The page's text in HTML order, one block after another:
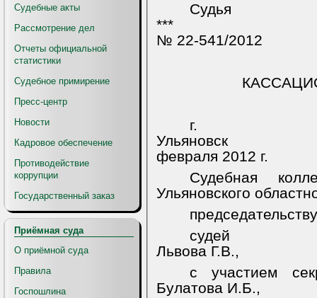
Судебные акты
Рассмотрение дел
Отчеты официальной
статистики
Судебное примирение
Пресс-центр
Новости
Кадровое обеспечение
Противодействие
коррупции
Государственный заказ
Приёмная суда
О приёмной суда
Правила
Госпошлина
Судья
***
№ 22-541/2012
г.
Ульяновск
февраля 2012 г.
Судебная
Ульяновского
судей
Львова Г.В.,
с участием
Булатова И.Б.,